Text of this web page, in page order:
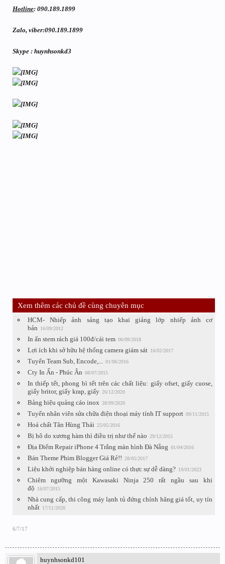
Hotline: 090.189.1899
Zalo, viber:090.189.1899
Skype : huynhsonkd3
Xem thêm các chủ đề cùng chuyên mục
HCM- Nhiếp ảnh sảng tạo khai giảng lớp nhiếp ảnh cơ
bản
16/09/2012
In ấn stem rách giá 100đ/cái tem 06/09/2018
Lợi ích khi sở hữu hệ thống camera giám sát 16/02/2017
Tuyển Team Sub, Encode,... 01/06/2016
Cty In Ấn - Phúc Ân 08/07/2015
In thiếp tết, phong bì tết trên các chất liệu: giấy ofset, giấy cuose,
giấy britor, giấy krap, giấy 26/12/2020
Bảng hiệu quảng cáo inox 28/09/2020
Tuyển nhân viên sửa chữa điện thoại máy tính IT support 09/11/2015
Hoá chất Tân Hùng Thái 25/05/2016
Bị hô do xương hàm thì điều trị như thế nào 29/12/2015
Địa Điểm Repair iPhone 4 Trắng màn hình Đà Nẵng 01/04/2016
Bán Theme Phim Blogger Giá Rẻ!! 28/05/2017
Liệu khởi nghiệp bán hàng online có thực sự dễ dàng? 19/01/2023
Chiêm ngưỡng một Kawasaki Ninja 250 rất ngầu sau khi
độ
16/07/2015
Nhà cung cấp, thi công máy lạnh tủ đứng chính hãng giá tốt, uy tín
nhất 17/11/2020
6/7/17
huynhsonkd101